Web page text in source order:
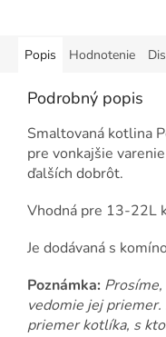
Popis Hodnotenie
Podrobný popis
Smaltovaná kotlina
pre vonkajšie
ďalších dobrôt.
Vhodná pre 13-22L
Je dodávaná s
Poznámka:
vedomie jej
priemer kotlíka, s